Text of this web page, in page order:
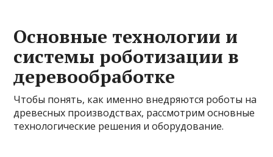
Основные технологии и
системы роботизации в
деревообработке
Чтобы понять, как именно внедряются роботы на
древесных производствах, рассмотрим основные
технологические решения и оборудование.